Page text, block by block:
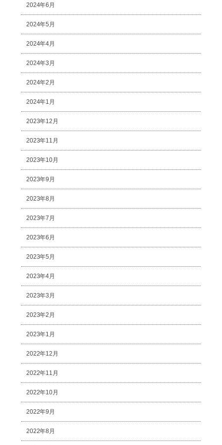
2024年6月
2024年5月
2024年4月
2024年3月
2024年2月
2024年1月
2023年12月
2023年11月
2023年10月
2023年9月
2023年8月
2023年7月
2023年6月
2023年5月
2023年4月
2023年3月
2023年2月
2023年1月
2022年12月
2022年11月
2022年10月
2022年9月
2022年8月